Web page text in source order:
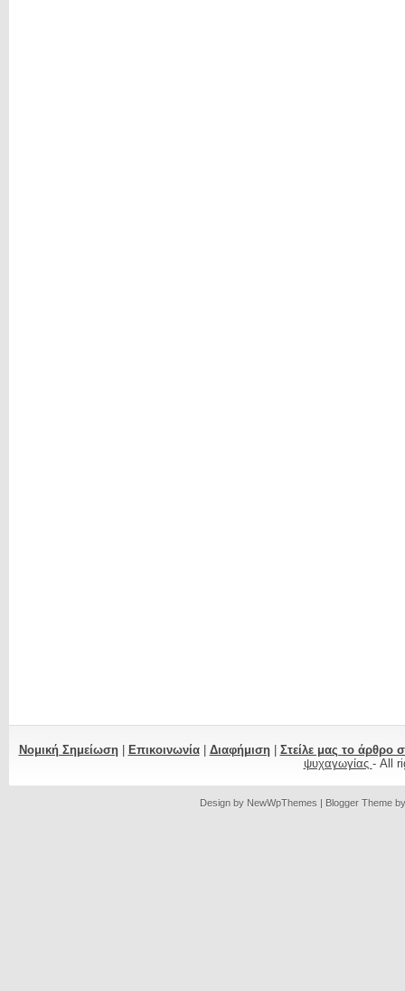
Νομική Σημείωση| Επικοινωνία| Διαφήμιση| Στείλε μας το άρθρο
ψυχαγωγίας - All
Design by NewWpThemes | Blogger Theme